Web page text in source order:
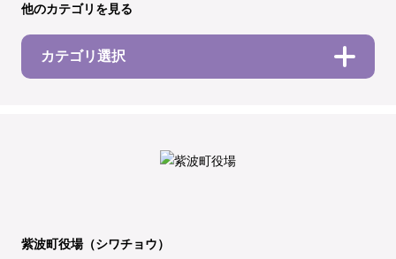
他のカテゴリを見る
カテゴリ選択
紫波町役場（シワチョウ）